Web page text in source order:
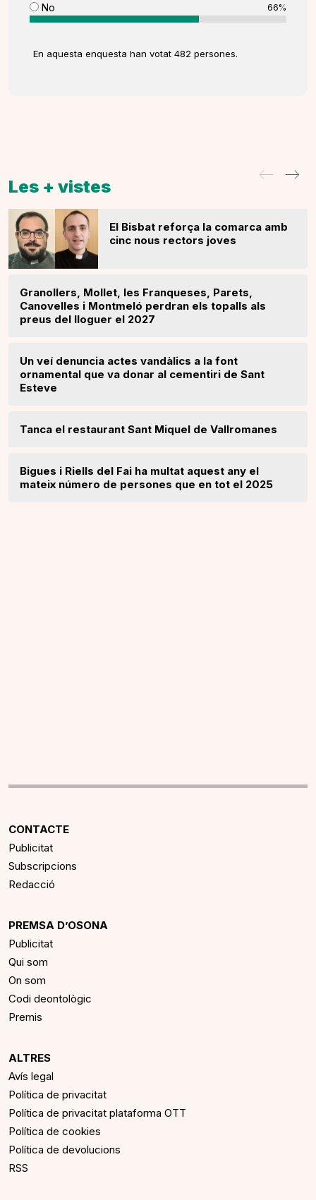
No 66%
En aquesta enquesta han votat 482 persones.
Les + vistes
El Bisbat reforça la comarca amb
cinc nous rectors joves
Granollers, Mollet, les Franqueses, Parets,
Canovelles i Montmeló perdran els topalls als
preus del lloguer el 2027
Un veí denuncia actes vandàlics a la font
ornamental que va donar al cementiri de Sant
Esteve
Tanca el restaurant Sant Miquel de Vallromanes
Bigues i Riells del Fai ha multat aquest any el
mateix número de persones que en tot el 2025
CONTACTE
Publicitat
Subscripcions
Redacció
PREMSA D’OSONA
Publicitat
Qui som
On som
Codi deontològic
Premis
ALTRES
Avís legal
Política de privacitat
Política de privacitat plataforma OTT
Política de cookies
Política de devolucions
RSS